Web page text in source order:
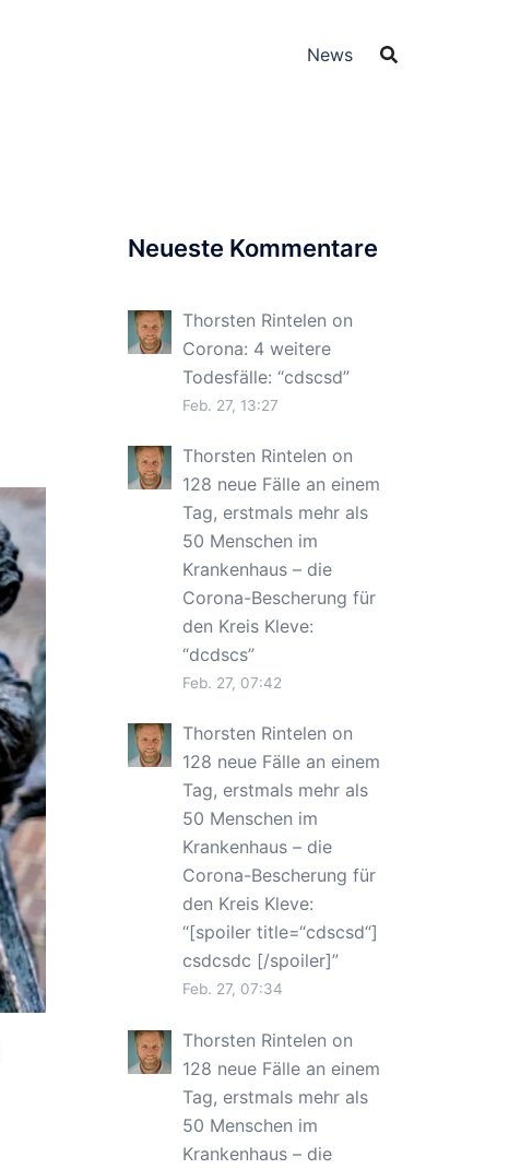
News
Neueste Kommentare
Thorsten Rintelen on
Corona: 4 weitere
Todesfälle: “cdscsd”
Feb. 27, 13:27
Thorsten Rintelen on
128 neue Fälle an einem
Tag, erstmals mehr als
50 Menschen im
Krankenhaus – die
Corona-Bescherung für
den Kreis Kleve:
“dcdscs”
Feb. 27, 07:42
Thorsten Rintelen on
128 neue Fälle an einem
Tag, erstmals mehr als
50 Menschen im
Krankenhaus – die
Corona-Bescherung für
den Kreis Kleve:
“[spoiler title=“cdscsd“]
csdcsdc [/spoiler]”
Feb. 27, 07:34
Thorsten Rintelen on
128 neue Fälle an einem
Tag, erstmals mehr als
50 Menschen im
Krankenhaus – die